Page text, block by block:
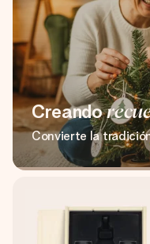
Creando
Convierte la